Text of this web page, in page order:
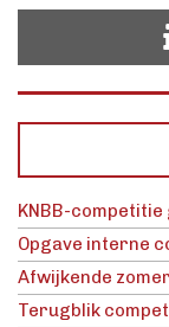
KNBB-
Opgave interne
Afwijkende
Terugblik